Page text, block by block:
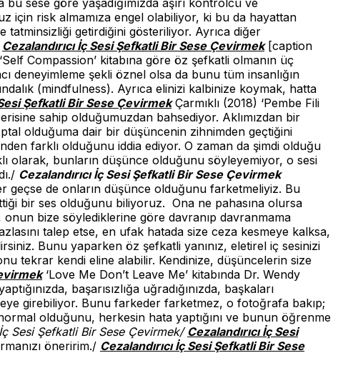
için risk almamıza engel olabiliyor, ki bu da hayattan
tatminsizliği getirdiğini gösteriliyor. Ayrıca diğer
Cezalandırıcı İç Sesi Şefkatli Bir Sese Çevirmek[caption
Compassion’ kitabına göre öz şefkatli olmanın üç
deneyimleme şekli öznel olsa da bunu tüm insanlığın
(mindfulness). Ayrıca elinizi kalbinize koymak, hatta
Sesi Şefkatli Bir Sese ÇevirmekÇarmıklı (2018) ‘Pembe Fili
sahip olduğumuzdan bahsediyor. Aklımızdan bir
olduğuma dair bir düşüncenin zihnimden geçtiğini
farklı olduğunu iddia ediyor. O zaman da şimdi olduğu
olarak, bunların düşünce olduğunu söyleyemiyor, o sesi
Cezalandırıcı İç Sesi Şefkatli Bir Sese Çevirmek
geçse de onların düşünce olduğunu farketmeliyiz. Bu
bir ses olduğunu biliyoruz. Ona ne pahasına olursa
bize söylediklerine göre davranıp davranmama
talep etse, en ufak hatada size ceza kesmeye kalksa,
Bunu yaparken öz şefkatli yanınız, eletirel iç sesinizi
tekrar kendi eline alabilir. Kendinize, düşüncelerin size
‘Love Me Don’t Leave Me’ kitabında Dr. Wendy
başarısızlığa uğradığınızda, başkaları
girebiliyor. Bunu farkeder farketmez, o fotoğrafa bakıp;
olduğunu, herkesin hata yaptığını ve bunun öğrenme
İç Sesi Şefkatli Bir Sese Çevirmek/ Cezalandırıcı İç Sesi
öneririm./ Cezalandırıcı İç Sesi Şefkatli Bir Sese